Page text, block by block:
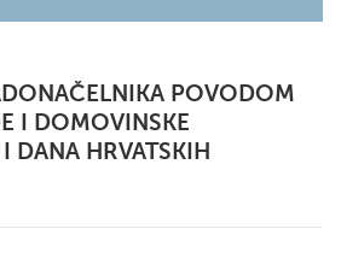
POVODOM
I DOMOVINSKE
DANA HRVATSKIH